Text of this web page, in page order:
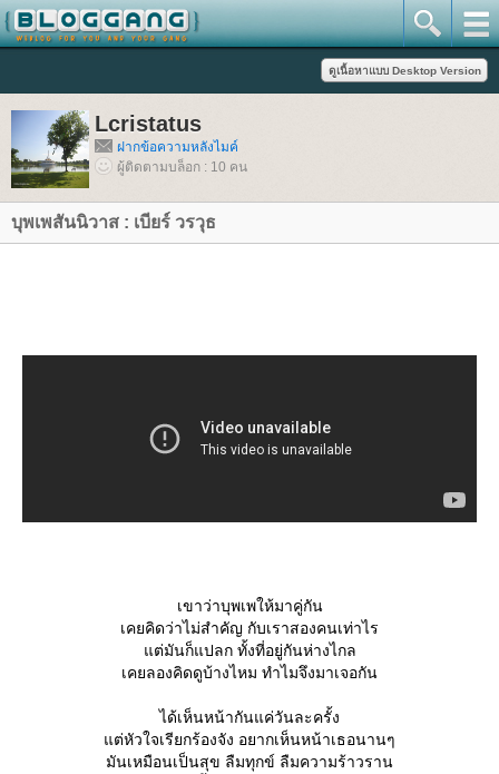
Lcristatus
ฝากข้อความหลังไมค์
ผู้ติดตามบล็อก : 10 คน
บุพเพสันนิวาส : เบียร์ วรวุธ
เขาว่าบุพเพให้มาคู่กัน
เคยคิดว่าไม่สำคัญ กับเราสองคนเท่าไร
ต่มันก็แปลก ทั้งที่อยู่กันห่างไกล
เคยลองคิดดูบ้างไหม ทำไมจึงมาเจอกัน
ได้เห็นหน้ากันแค่วันละครั้ง
ต่หัวใจเรียกร้องจัง อยากเห็นหน้าเธอนานๆ
มันเหมือนเป็นสุข ลืมทุกข์ ลืมความร้าวราน